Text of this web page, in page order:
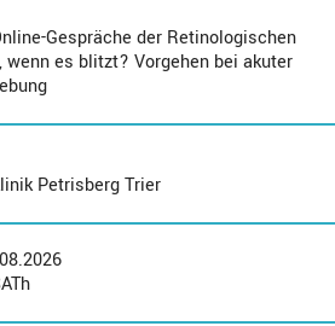
Gespräche der Retinologischen
es blitzt? Vorgehen bei akuter
Petrisberg Trier